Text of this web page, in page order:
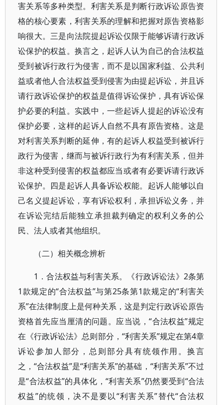
害关系等多种类型。利害关系是判断行政诉讼原告资
格的核心要素，利害关系的理解和把握对原告资格影
响很大。三是向法院提起诉讼仅限于能够诉请行政诉
讼保护的权益。换言之，起诉人认为自己的合法权益
受到被诉行政行为侵害，而不是以国家利益、公共利
益或者他人合法权益受到侵害为由提起诉讼，并且诉
请行政诉讼保护的权益是值得诉讼保护，具有诉讼保
护必要的利益。实践中，一些起诉人提起的诉讼没有
保护必要，这样的起诉人自然不具有原告资格。这是
对利害关系判断的延伸，有的起诉人权益受到被诉行
政行为侵害，继而与被诉行政行为有利害关系，但并
非这种受到侵害的权益都应当或者有必要诉请行政诉
讼保护。四是起诉人具备诉讼权能。起诉人能够以自
己名义提起诉讼，享有诉讼权利，承担诉讼义务，并
在诉讼完结后能独立承担裁判确定的权利义务的公
民、法人或者其他组织。
（二）相关概念辨析
1．合法权益与利害关系。《行政诉讼法》2条第
1款规定的“合法权益”与第25条第1款规定的“利害关
系”在法律制度上是何种关系，这是判定行政诉讼原告
资格首先应当厘清的问题。应当说，“合法权益”规定
在《行政诉讼法》总则部分，“利害关系”规定在第4章
诉讼参加人部分，总则部分具有统领作用。换言
之，“合法权益”是“利害关系”的基础，“利害关系”不过
是“合法权益”的具体化，“利害关系”仍然要受到“合法
权益”的统领，决不是要以“利害关系”替代“合法权